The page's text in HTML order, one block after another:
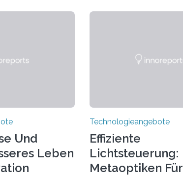
Und
Leben
Technologieangebote
Effiziente
Lichtsteuerung:
Metaoptiken Für